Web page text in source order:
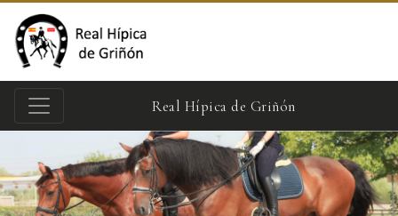
Real Hípica de Griñón